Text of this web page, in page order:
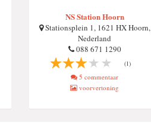
NS Station Hoorn
Stationsplein 1, 1621 HX Hoorn,
Nederland
088 671 1290
(1)
5 commentaar
voorvertoning